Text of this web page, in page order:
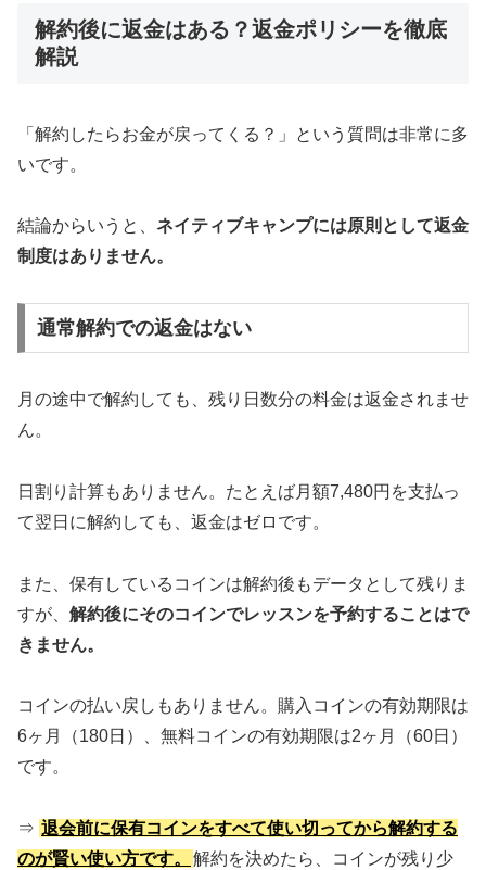
解約後に返金はある？返金ポリシーを徹底
解説
「解約したらお金が戻ってくる？」という質問は非常に多
いです。
結論からいうと、 ネイティブキャンプには原則として返金
制度はありません。
通常解約での返金はない
月の途中で解約しても、残り日数分の料金は返金されませ
ん。
日割り計算もありません。たとえば月額7,480円を支払っ
て翌日に解約しても、返金はゼロです。
また、保有しているコインは解約後もデータとして残りま
すが、 解約後にそのコインでレッスンを予約することはで
きません。
コインの払い戻しもありません。購入コインの有効期限は
6ヶ月（180日）、無料コインの有効期限は2ヶ月（60日）
です。
⇒ 退会前に保有コインをすべて使い切ってから解約する
のが賢い使い方です。
解約を決めたら、コインが残り少